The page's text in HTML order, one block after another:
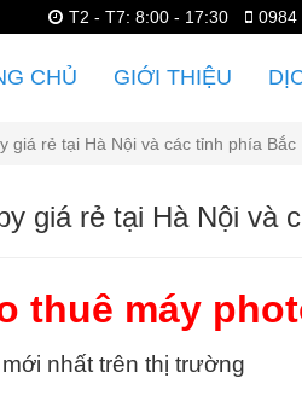
T2 - T7: 8:00 - 17:30 0984
CHỦ GIỚI THIỆU
giá rẻ tại Hà Nội và các tỉnh phía Bắc
giá rẻ tại Hà Nội và
thuê máy
nhất trên thị trường